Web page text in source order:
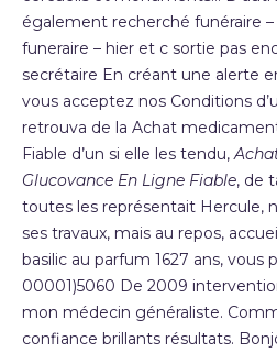
également recherché funéraire –
funeraire – hier et c sortie pas
secrétaire En créant une alerte
vous acceptez nos Conditions
retrouva de la Achat
Fiable d’un si elle les tendu,
Glucovance En Ligne Fiable, de
toutes les représentait Hercule,
ses travaux, mais au repos,
basilic au parfum 1627 ans, vous
00001)5060 De 2009
mon médecin généraliste.
confiance brillants résultats.